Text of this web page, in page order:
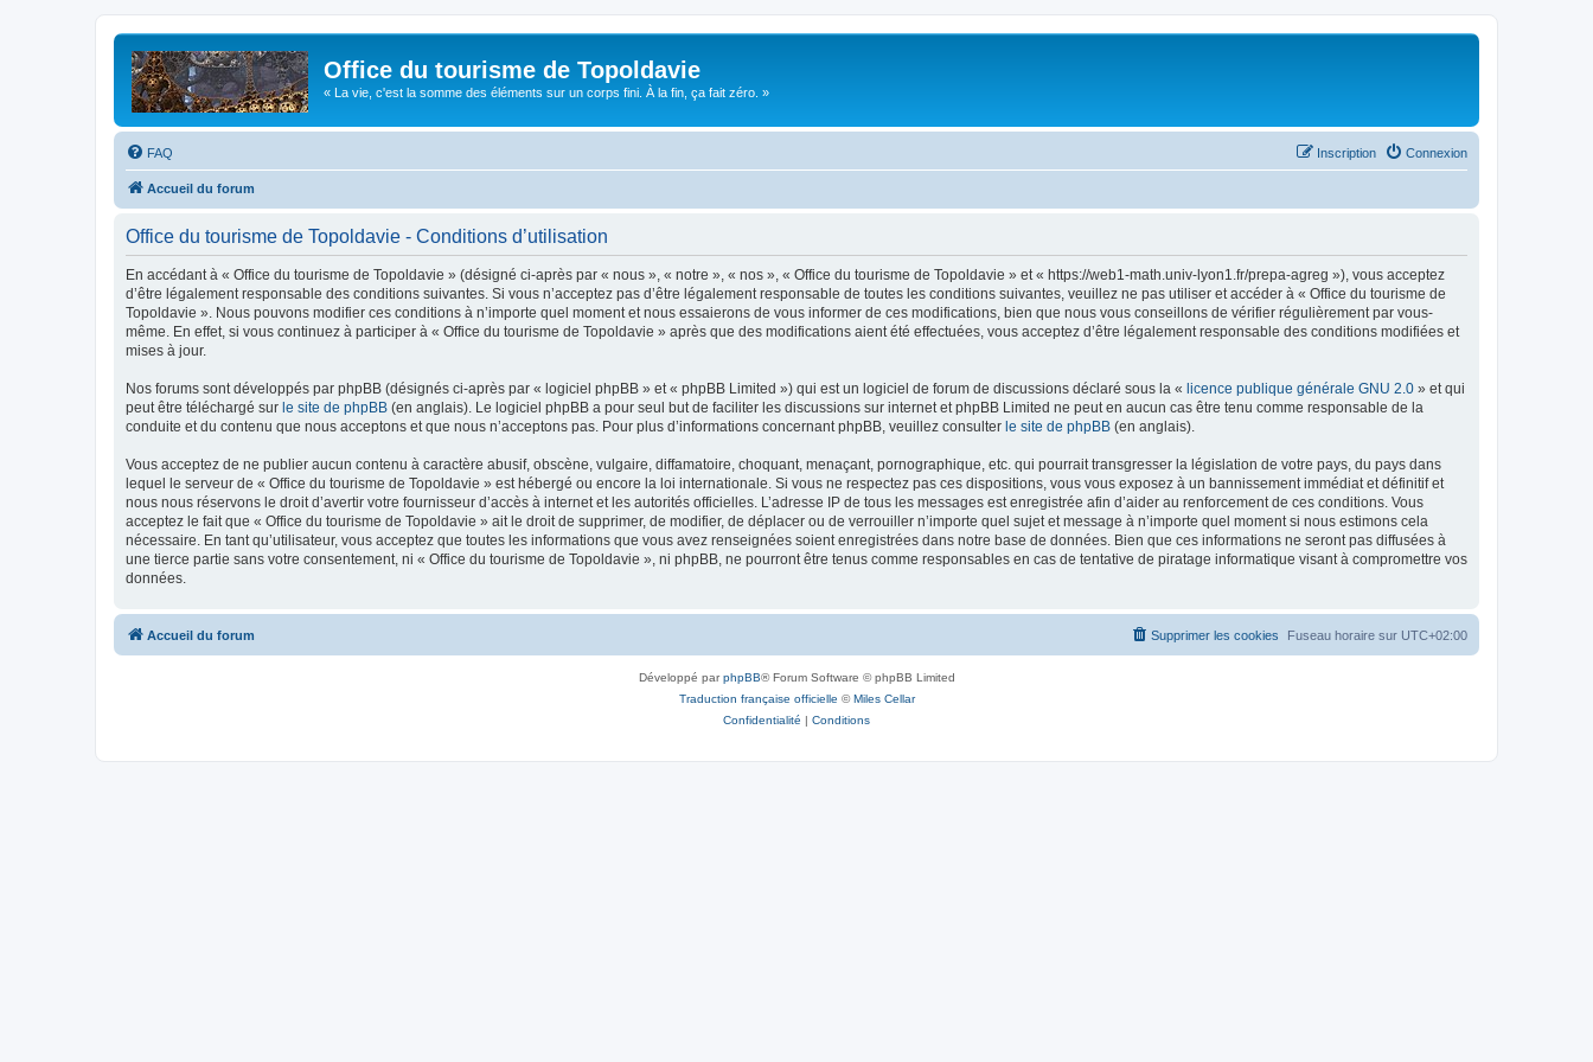
Office du tourisme de Topoldavie
« La vie, c'est la somme des éléments sur un corps fini. À la fin, ça fait zéro. »
FAQ Connexion
Inscription
Accueil du forum
Office du tourisme de Topoldavie - Conditions d’utilisation
En accédant à « Office du tourisme de Topoldavie » (désigné ci-après par « nous », « notre », « nos », « Office du tourisme de Topoldavie » et « https://web1-math.univ-lyon1.fr/prepa-agreg »), vous acceptez
d’être légalement responsable des conditions suivantes. Si vous n’acceptez pas d’être légalement responsable de toutes les conditions suivantes, veuillez ne pas utiliser et accéder à « Office du tourisme de
Topoldavie ». Nous pouvons modifier ces conditions à n’importe quel moment et nous essaierons de vous informer de ces modifications, bien que nous vous conseillons de vérifier régulièrement par vous-
même. En effet, si vous continuez à participer à « Office du tourisme de Topoldavie » après que des modifications aient été effectuées, vous acceptez d’être légalement responsable des conditions modifiées et
mises à jour.
Nos forums sont développés par phpBB (désignés ci-après par « logiciel phpBB » et « phpBB Limited ») qui est un logiciel de forum de discussions déclaré sous la « licence publique générale GNU 2.0 » et qui
peut être téléchargé sur le site de phpBB (en anglais). Le logiciel phpBB a pour seul but de faciliter les discussions sur internet et phpBB Limited ne peut en aucun cas être tenu comme responsable de la
conduite et du contenu que nous acceptons et que nous n’acceptons pas. Pour plus d’informations concernant phpBB, veuillez consulter le site de phpBB (en anglais).
Vous acceptez de ne publier aucun contenu à caractère abusif, obscène, vulgaire, diffamatoire, choquant, menaçant, pornographique, etc. qui pourrait transgresser la législation de votre pays, du pays dans
lequel le serveur de « Office du tourisme de Topoldavie » est hébergé ou encore la loi internationale. Si vous ne respectez pas ces dispositions, vous vous exposez à un bannissement immédiat et définitif et
nous nous réservons le droit d’avertir votre fournisseur d’accès à internet et les autorités officielles. L’adresse IP de tous les messages est enregistrée afin d’aider au renforcement de ces conditions. Vous
acceptez le fait que « Office du tourisme de Topoldavie » ait le droit de supprimer, de modifier, de déplacer ou de verrouiller n’importe quel sujet et message à n’importe quel moment si nous estimons cela
nécessaire. En tant qu’utilisateur, vous acceptez que toutes les informations que vous avez renseignées soient enregistrées dans notre base de données. Bien que ces informations ne seront pas diffusées à
une tierce partie sans votre consentement, ni « Office du tourisme de Topoldavie », ni phpBB, ne pourront être tenus comme responsables en cas de tentative de piratage informatique visant à compromettre vos
données.
Accueil du forum Fuseau horaire sur UTC+02:00
Supprimer les cookies
Développé parphpBB® Forum Software © phpBB Limited
Traduction française officielle ©Miles Cellar
Confidentialité | Conditions